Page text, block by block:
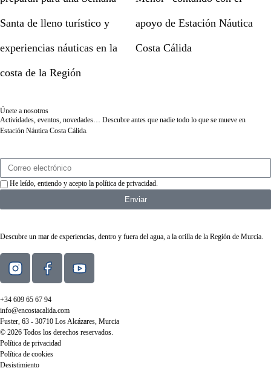
Santa de lleno turístico y
experiencias náuticas en la
costa de la Región
apoyo de Estación Náutica
Costa Cálida
Únete a nosotros
Actividades, eventos, novedades… Descubre antes que nadie todo lo que se mueve en
Estación Náutica Costa Cálida.
He leído, entiendo y acepto la política de privacidad.
Enviar
Descubre un mar de experiencias, dentro y fuera del agua, a la orilla de la Región de Murcia.
+34 609 65 67 94
info@encostacalida.com
Fuster, 63 - 30710 Los Alcázares, Murcia
© 2026 Todos los derechos reservados.
Política de privacidad
Política de cookies
Desistimiento